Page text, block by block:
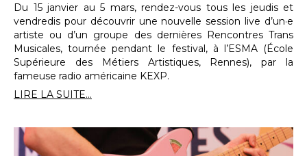
Du 15 janvier au 5 mars, rendez-vous tous les jeudis et
vendredis pour découvrir une nouvelle session live d’un·e
artiste ou d’un groupe des dernières Rencontres Trans
Musicales, tournée pendant le festival, à l’ESMA (École
Supérieure des Métiers Artistiques, Rennes), par la
fameuse radio américaine KEXP.
LIRE LA SUITE...